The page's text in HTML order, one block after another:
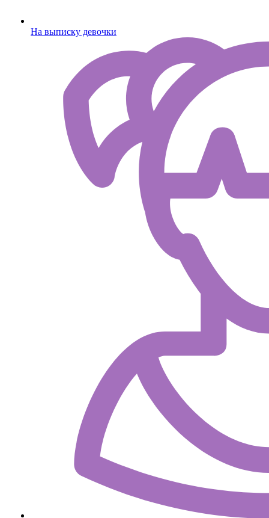
На выписку девочки